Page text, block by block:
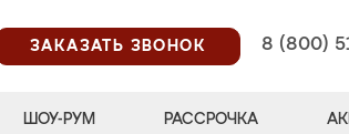
ЗАКАЗАТЬ ЗВОНОК
8 (800)
ШОУ-РУМ РАССРОЧКА